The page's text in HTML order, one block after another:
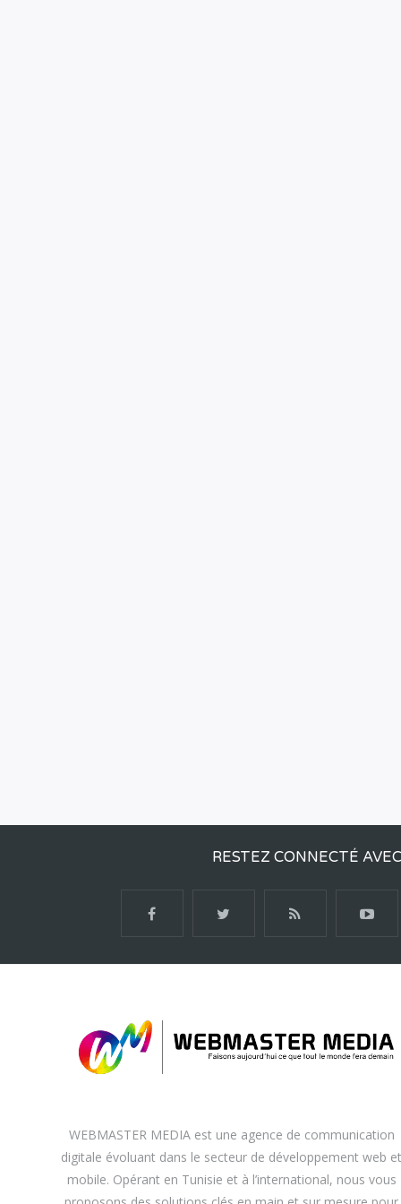
RESTEZ CONNECTÉ
WEBMASTER MEDIA est une agence de communication
digitale évoluant dans le secteur de développement web
mobile. Opérant en Tunisie et à l’international, nous vous